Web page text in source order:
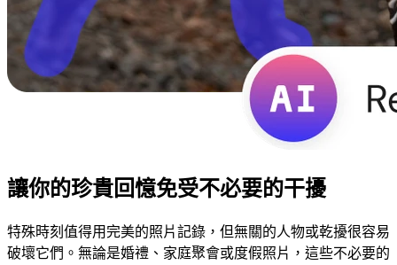
讓你的珍貴回憶免受不必要的干擾
特殊時刻值得用完美的照片記錄，但無關的人物或乾擾很容易
破壞它們。無論是婚禮、家庭聚會或度假照片，這些不必要的